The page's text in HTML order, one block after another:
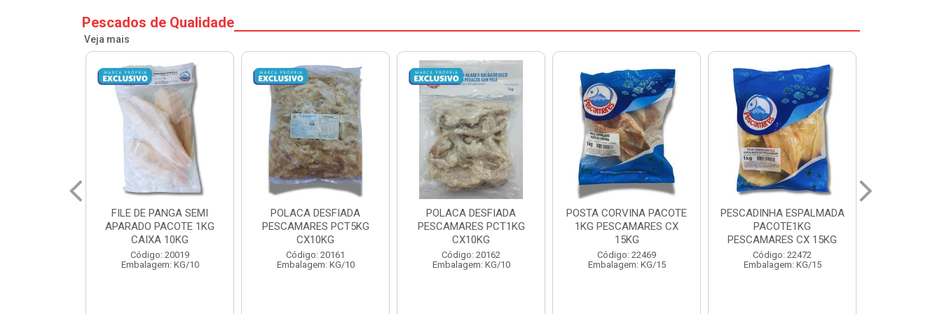
Pescados de Qualidade
Veja mais
POLACA DESFIADA
PESCAMARES PCT5KG
CX10KG
Código: 20161
Embalagem: KG/10
POLACA DESFIADA
PESCAMARES PCT1KG
CX10KG
Código: 20162
Embalagem: KG/10
POSTA CORVINA PACOTE
1KG PESCAMARES CX
15KG
Código: 22469
Embalagem: KG/15
PESCADINHA ESPALMADA
PACOTE1KG
PESCAMARES CX 15KG
Código: 22472
Embalagem: KG/15
FILE DE PANGA PREMIUM
PACOTE 1KG CAIXA 10KG
Código: 20021
Embalagem: KG/10